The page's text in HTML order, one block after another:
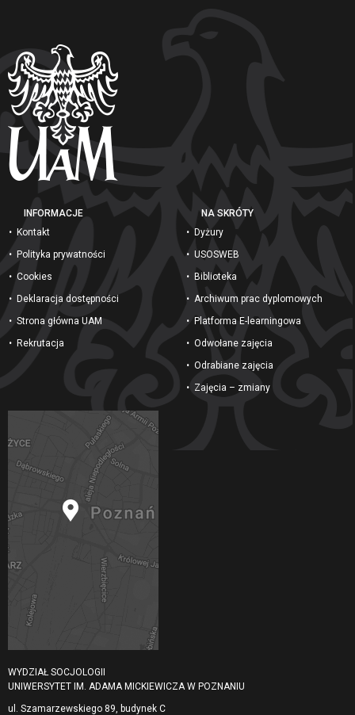
INFORMACJE
Kontakt
Polityka prywatności
Cookies
Deklaracja dostępności
Strona główna UAM
Rekrutacja
NA SKRÓTY
Dyżury
USOSWEB
Biblioteka
Archiwum prac dyplomowych
Platforma E-learningowa
Odwołane zajęcia
Odrabiane zajęcia
Zajęcia – zmiany
WYDZIAŁ SOCJOLOGII
UNIWERSYTET IM. ADAMA MICKIEWICZA W POZNANIU
ul. Szamarzewskiego 89, budynek C